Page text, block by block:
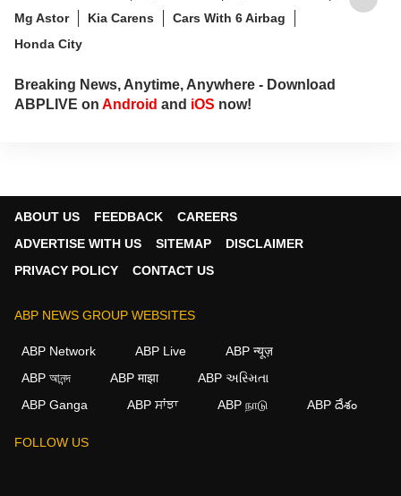
Mg Astor
Kia Carens
Cars With 6 Airbag
Honda City
Breaking News, Anytime, Anywhere - Download
ABPLIVE on Android and iOS now!
ABOUT US FEEDBACK
CAREERS
ADVERTISE WITH US
SITEMAP
DISCLAIMER
PRIVACY POLICY
CONTACT US
ABP NEWS GROUP WEBSITES
ABP Network ABP Live
ABP न्यूज़
ABP আনন্দ
ABP माझा
ABP અસ્મિતા
ABP Ganga
ABP ਸਾਂਝਾ ABP நாடு ABP దేశం
FOLLOW US